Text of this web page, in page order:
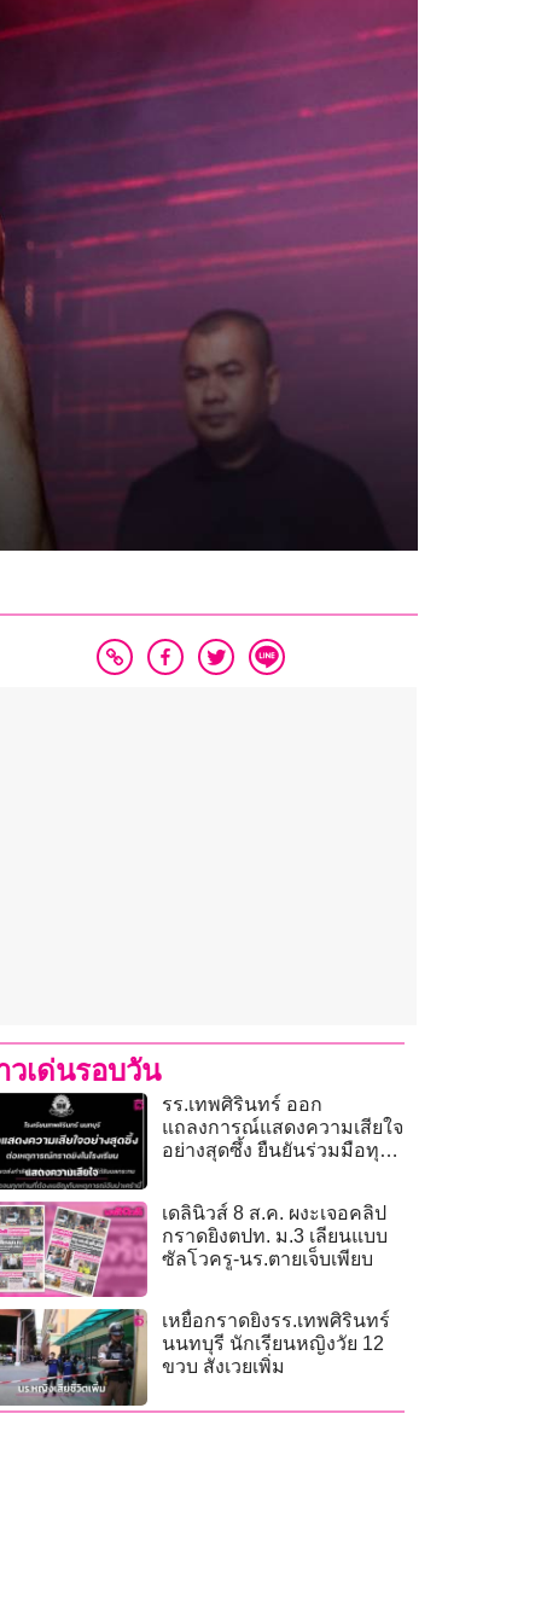
วเด่นรอบวัน
รร.เทพศิรินทร์ ออก
แถลงการณ์แสดงความเสียใจ
อย่างสุดซึ้ง ยืนยันร่วมมือทุก
เดลินิวส์ 8 ส.ค. ผงะเจอคลิป
กราดยิงตปท. ม.3 เลียนแบบ
ซัลโวครู-นร.ตายเจ็บเพียบ
เหยื่อกราดยิงรร.เทพศิรินทร์
นนทบุรี นักเรียนหญิงวัย 12
ขวบ สังเวยเพิ่ม